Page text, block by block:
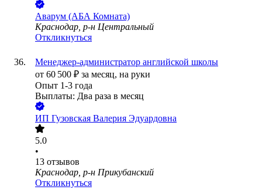
Аварум (АБА Комната)
Краснодар, р-н Центральный
Откликнуться
Менеджер-администратор английской школы
от 60 500 ₽ за месяц, на руки
Опыт 1-3 года
Выплаты: Два раза в месяц
ИП Гузовская Валерия Эдуардовна
5.0
•
13 отзывов
Краснодар, р-н Прикубанский
Откликнуться